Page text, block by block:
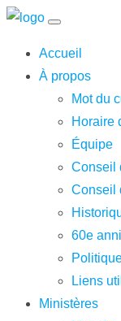
Accueil
À propos
Mot du
Horaire
Équipe
Conseil
Conseil
60e
Liens
Ministères